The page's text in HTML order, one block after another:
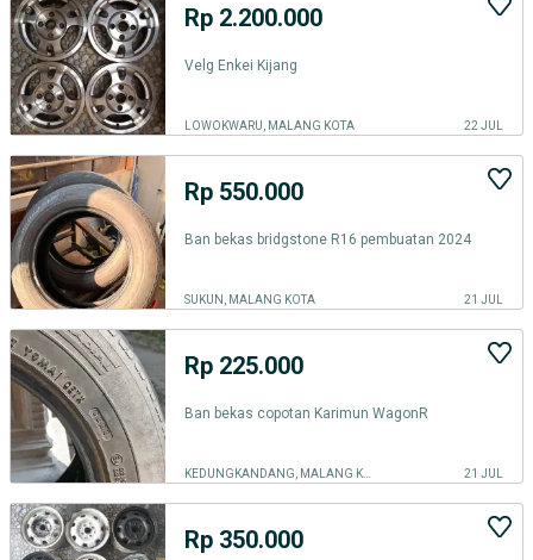
Rp 2.200.000
Velg Enkei Kijang
LOWOKWARU, MALANG KOTA 22 JUL
Rp 550.000
Ban bekas bridgstone R16 pembuatan 2024
SUKUN, MALANG KOTA 21 JUL
Rp 225.000
Ban bekas copotan Karimun WagonR
21 JUL
Rp 350.000